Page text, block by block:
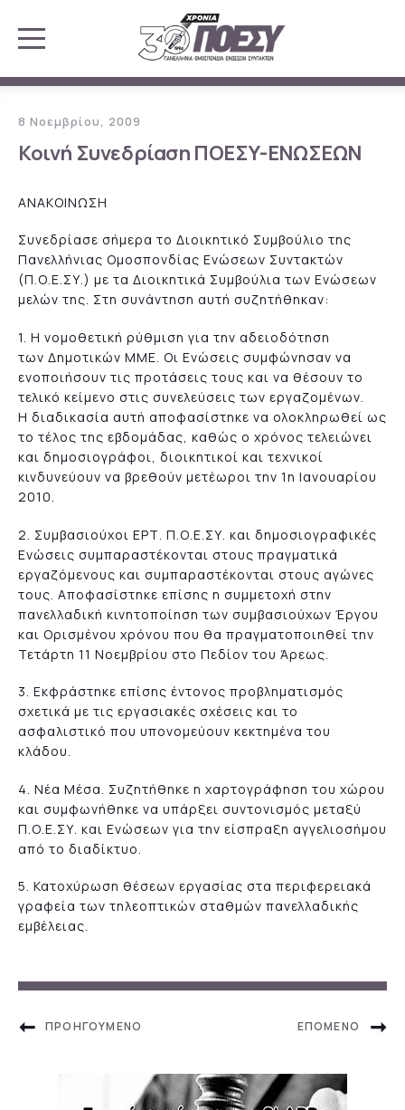
8 Νοεμβρίου, 2009
Κοινή Συνεδρίαση ΠΟΕΣΥ-ΕΝΩΣΕΩΝ
ΑΝΑΚΟΙΝΩΣΗ
Συνεδρίασε σήμερα το Διοικητικό Συμβούλιο της
Πανελλήνιας Ομοσπονδίας Ενώσεων Συντακτών
(Π.Ο.Ε.ΣΥ.) με τα Διοικητικά Συμβούλια των Ενώσεων
μελών της. Στη συνάντηση αυτή συζητήθηκαν:
1. Η νομοθετική ρύθμιση για την αδειοδότηση
των Δημοτικών ΜΜΕ. Οι Ενώσεις συμφώνησαν να
ενοποιήσουν τις προτάσεις τους και να θέσουν το
τελικό κείμενο στις συνελεύσεις των εργαζομένων.
Η διαδικασία αυτή αποφασίστηκε να ολοκληρωθεί ως
το τέλος της εβδομάδας, καθώς ο χρόνος τελειώνει
και δημοσιογράφοι, διοικητικοί και τεχνικοί
κινδυνεύουν να βρεθούν μετέωροι την 1η Ιανουαρίου
2010.
2. Συμβασιούχοι ΕΡΤ. Π.Ο.Ε.ΣΥ. και δημοσιογραφικές
Ενώσεις συμπαραστέκονται στους πραγματικά
εργαζόμενους και συμπαραστέκονται στους αγώνες
τους. Αποφασίστηκε επίσης η συμμετοχή στην
πανελλαδική κινητοποίηση των συμβασιούχων Έργου
και Ορισμένου χρόνου που θα πραγματοποιηθεί την
Τετάρτη 11 Νοεμβρίου στο Πεδίον του Άρεως.
3. Εκφράστηκε επίσης έντονος προβληματισμός
σχετικά με τις εργασιακές σχέσεις και το
ασφαλιστικό που υπονομεύουν κεκτημένα του
κλάδου.
4. Νέα Μέσα. Συζητήθηκε η χαρτογράφηση του χώρου
και συμφωνήθηκε να υπάρξει συντονισμός μεταξύ
Π.Ο.Ε.ΣΥ. και Ενώσεων για την είσπραξη αγγελιοσήμου
από το διαδίκτυο.
5. Κατοχύρωση θέσεων εργασίας στα περιφερειακά
γραφεία των τηλεοπτικών σταθμών πανελλαδικής
εμβέλειας.